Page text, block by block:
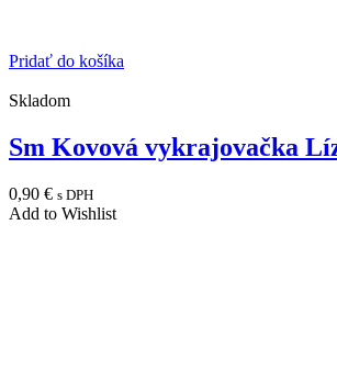
Pridať do košíka
Skladom
Sm Kovová vykrajovačka
0,90 € s DPH
Add to Wishlist